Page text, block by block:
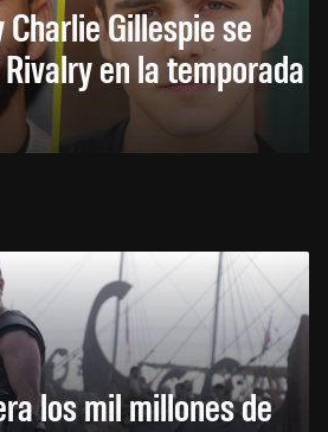
Gillespie se
en la temporada
los mil millones de